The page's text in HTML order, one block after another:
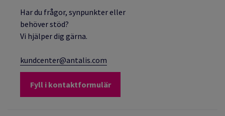
Har du frågor, synpunkter eller
behöver stöd?
Vi hjälper dig gärna.
kundcenter@antalis.com
Fyll i kontaktformulär